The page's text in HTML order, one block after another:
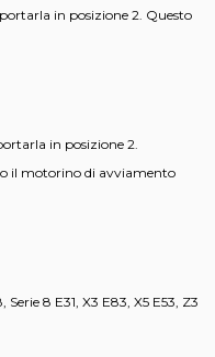
in posizione 2. Questo
in posizione 2.
il motorino di avviamento
Serie 8 E31, X3 E83, X5 E53, Z3